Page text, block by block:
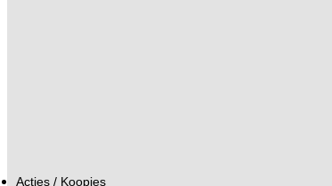
Acties / Koopjes